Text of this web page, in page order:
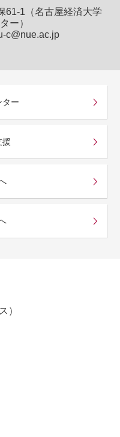
61-1（名古屋経済大学
ター）
c@nue.ac.jp
ター
援
）